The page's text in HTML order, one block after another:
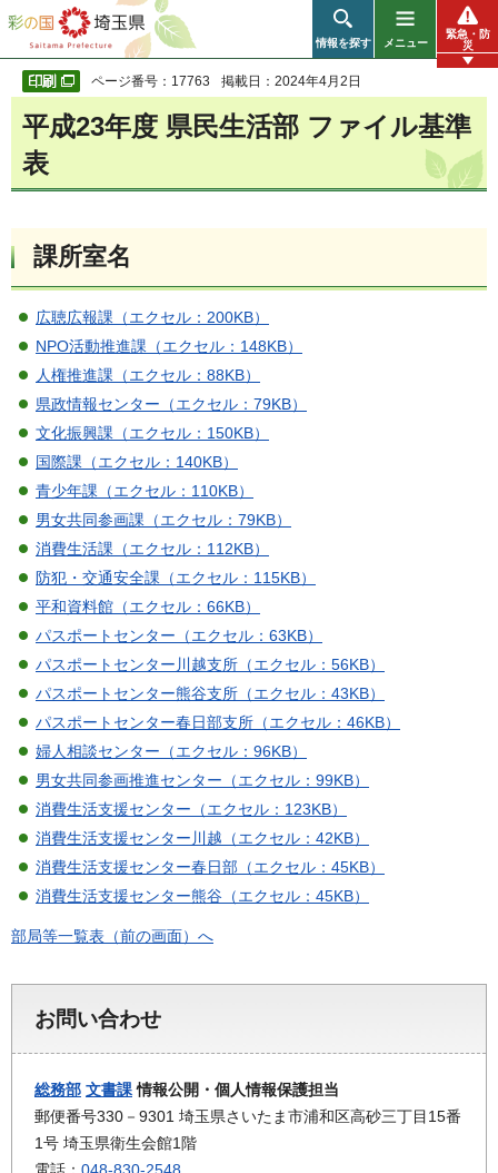
彩の国 埼玉県
情報を探す メニュー
緊急・防
災
ページ番号：17763 掲載日：2024年4月2日
平成23年度 県民生活部 ファイル基準
表
課所室名
広聴広報課（エクセル：200KB）
NPO活動推進課（エクセル：148KB）
人権推進課（エクセル：88KB）
県政情報センター（エクセル：79KB）
文化振興課（エクセル：150KB）
国際課（エクセル：140KB）
青少年課（エクセル：110KB）
男女共同参画課（エクセル：79KB）
消費生活課（エクセル：112KB）
防犯・交通安全課（エクセル：115KB）
平和資料館（エクセル：66KB）
パスポートセンター（エクセル：63KB）
パスポートセンター川越支所（エクセル：56KB）
パスポートセンター熊谷支所（エクセル：43KB）
パスポートセンター春日部支所（エクセル：46KB）
婦人相談センター（エクセル：96KB）
男女共同参画推進センター（エクセル：99KB）
消費生活支援センター（エクセル：123KB）
消費生活支援センター川越（エクセル：42KB）
消費生活支援センター春日部（エクセル：45KB）
消費生活支援センター熊谷（エクセル：45KB）
部局等一覧表（前の画面）へ
お問い合わせ
総務部 文書課情報公開・個人情報保護担当
郵便番号330－9301 埼玉県さいたま市浦和区高砂三丁目15番
1号 埼玉県衛生会館1階
電話： 048-830-2548